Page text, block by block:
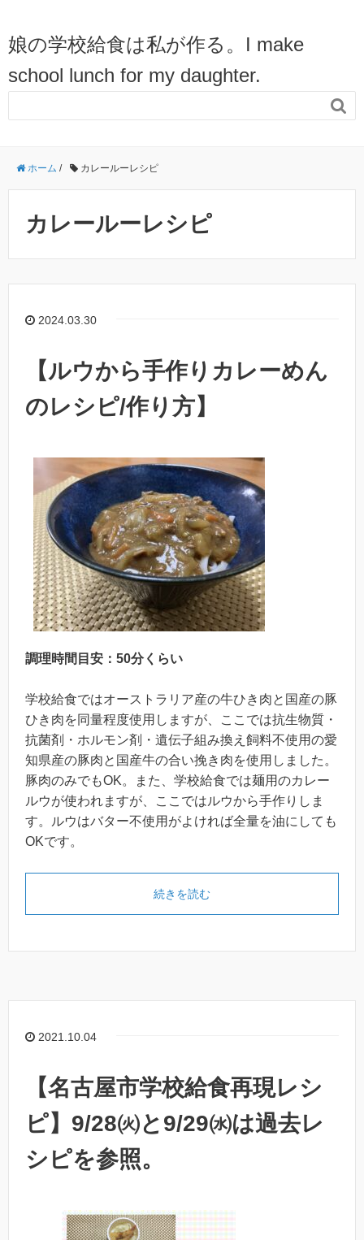
娘の学校給食は私が作る。I make
school lunch for my daughter.

ホーム / カレールーレシピ
カレールーレシピ
2024.03.30
【ルウから手作りカレーめん
のレシピ/作り方】
調理時間目安：50分くらい
学校給食ではオーストラリア産の牛ひき肉と国産の豚
ひき肉を同量程度使用しますが、ここでは抗生物質・
抗菌剤・ホルモン剤・遺伝子組み換え飼料不使用の愛
知県産の豚肉と国産牛の合い挽き肉を使用しました。
豚肉のみでもOK。また、学校給食では麺用のカレー
ルウが使われますが、ここではルウから手作りしま
す。ルウはバター不使用がよければ全量を油にしても
OKです。
続きを読む
2021.10.04
【名古屋市学校給食再現レシ
ピ】9/28㈫と9/29㈬は過去レ
シピを参照。